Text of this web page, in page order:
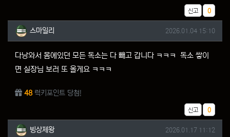
신고 추천
0
스마일리님의 댓글
스마일리 작성일
2026.01.04 15:10
다낭와서 몸에있던 모든 독소는 다 빼고 갑니다 ㅋㅋㅋ 독소 쌓이
면 실장님 보러 또 올게요 ㅋㅋㅋ
48럭키포인트 당첨!
신고 추천
0
빙상제왕님의 댓글
빙상제왕 작성일
2026.01.17 11:12